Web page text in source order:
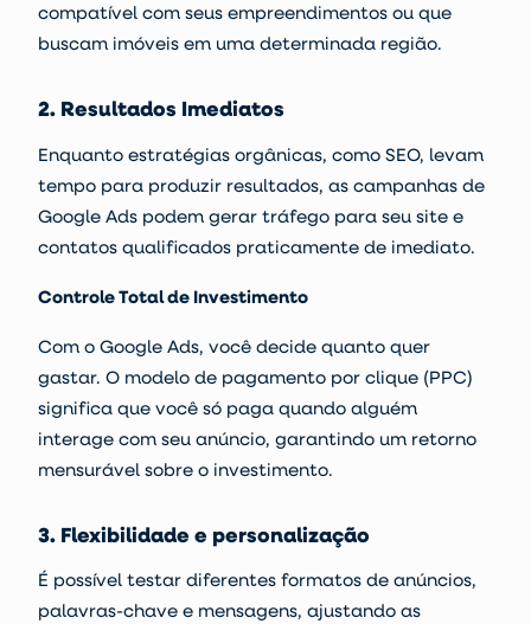
compatível com seus empreendimentos ou que
buscam imóveis em uma determinada região.
2. Resultados Imediatos
Enquanto estratégias orgânicas, como SEO, levam
tempo para produzir resultados, as campanhas de
Google Ads podem gerar tráfego para seu site e
contatos qualificados praticamente de imediato.
Controle Total de Investimento
Com o Google Ads, você decide quanto quer
gastar. O modelo de pagamento por clique (PPC)
significa que você só paga quando alguém
interage com seu anúncio, garantindo um retorno
mensurável sobre o investimento.
3. Flexibilidade e personalização
É possível testar diferentes formatos de anúncios,
palavras-chave e mensagens, ajustando as